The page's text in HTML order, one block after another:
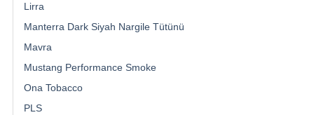
Lirra
Manterra Dark Siyah Nargile Tütünü
Mavra
Mustang Performance Smoke
Ona Tobacco
PLS